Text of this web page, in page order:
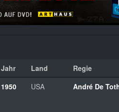
Jahr Land Regie
1950 USA André De